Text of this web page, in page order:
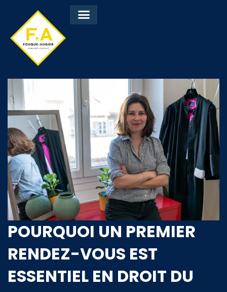
POURQUOI UN PREMIER
RENDEZ-VOUS EST
ESSENTIEL EN DROIT DU